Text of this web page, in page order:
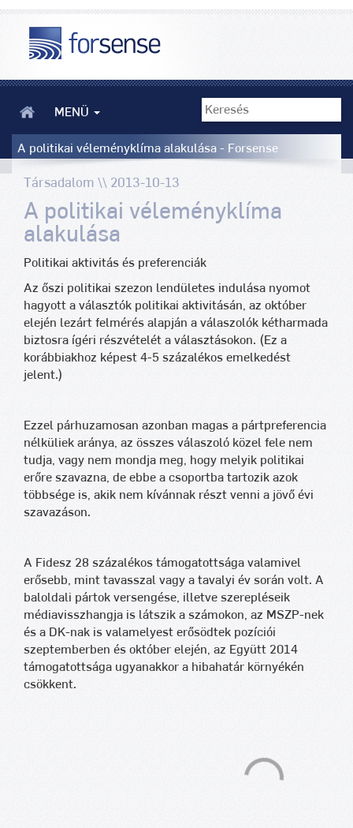
MENÜ
A politikai véleményklíma alakulása - Forsense
Társadalom \\ 2013-10-13
A politikai véleményklíma
alakulása
Politikai aktivitás és preferenciák
Az őszi politikai szezon lendületes indulása nyomot
hagyott a választók politikai aktivitásán, az október
elején lezárt felmérés alapján a válaszolók kétharmada
biztosra ígéri részvételét a választásokon. (Ez a
korábbiakhoz képest 4-5 százalékos emelkedést
jelent.)
Ezzel párhuzamosan azonban magas a pártpreferencia
nélküliek aránya, az összes válaszoló közel fele nem
tudja, vagy nem mondja meg, hogy melyik politikai
erőre szavazna, de ebbe a csoportba tartozik azok
többsége is, akik nem kívánnak részt venni a jövő évi
szavazáson.
A Fidesz 28 százalékos támogatottsága valamivel
erősebb, mint tavasszal vagy a tavalyi év során volt. A
baloldali pártok versengése, illetve szerepléseik
médiavisszhangja is látszik a számokon, az MSZP-nek
és a DK-nak is valamelyest erősödtek pozíciói
szeptemberben és október elején, az Együtt 2014
támogatottsága ugyanakkor a hibahatár környékén
csökkent.